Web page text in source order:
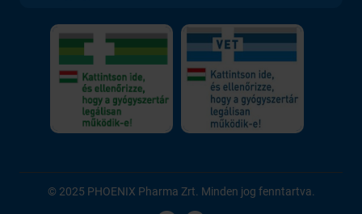
© 2025 PHOENIX Pharma Zrt. Minden jog fenntartva.